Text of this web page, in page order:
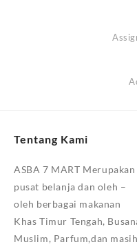
Tentang Kami
ASBA 7 MART Merupakan
pusat belanja dan oleh –
oleh berbagai makanan
Khas Timur Tengah,
Muslim, Parfum,dan masih